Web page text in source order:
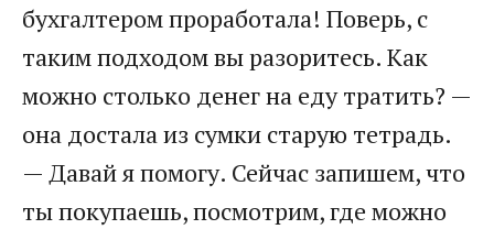
бухгалтером проработала! Поверь, с
таким подходом вы разоритесь. Как
можно столько денег на еду тратить? —
она достала из сумки старую тетрадь.
— Давай я помогу. Сейчас запишем, что
ты покупаешь, посмотрим, где можно